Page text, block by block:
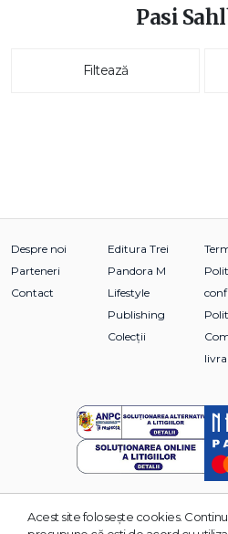
Pasi
Filtează
Despre noi
Parteneri
Contact
Editura Trei
Pandora M
Lifestyle
Publishing
Colecții
© 2026 Grupul Editorial TREI.
Acest site foloseşte cookies.